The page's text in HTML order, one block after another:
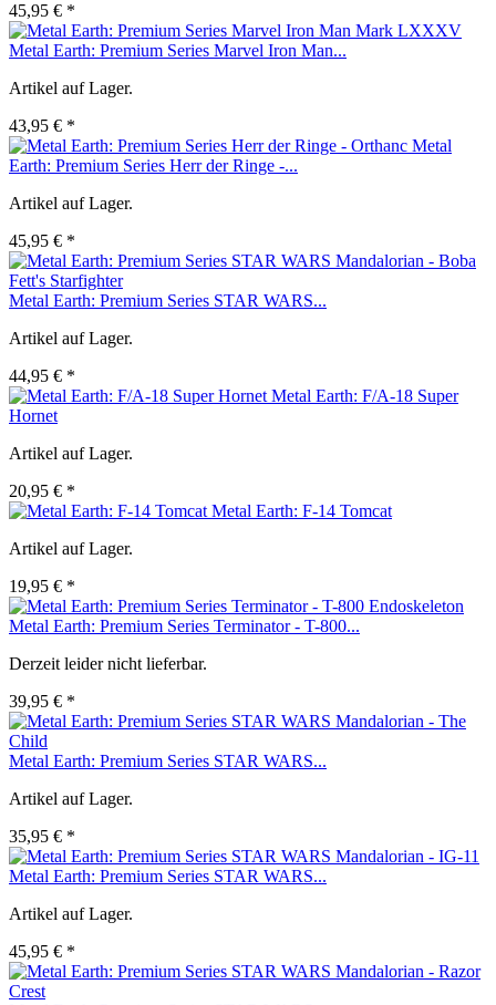
45,95 € *
Metal Earth: Premium Series Marvel Iron Man...
Artikel auf Lager.
43,95 € *
Metal
Earth: Premium Series Herr der Ringe -...
Artikel auf Lager.
45,95 € *
Metal Earth: Premium Series STAR WARS...
Artikel auf Lager.
44,95 € *
Metal Earth: F/A-18 Super
Hornet
Artikel auf Lager.
20,95 € *
Metal Earth: F-14 Tomcat
Artikel auf Lager.
19,95 € *
Metal Earth: Premium Series Terminator - T-800...
Derzeit leider nicht lieferbar.
39,95 € *
Metal Earth: Premium Series STAR WARS...
Artikel auf Lager.
35,95 € *
Metal Earth: Premium Series STAR WARS...
Artikel auf Lager.
45,95 € *